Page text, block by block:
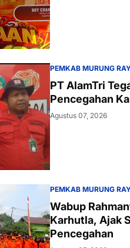
PEMKAB MURUNG
PT AlamTri
Pencegahan
Agustus 07, 2026
PEMKAB MURUNG
Wabup
Karhutla, Ajak
Pencegahan